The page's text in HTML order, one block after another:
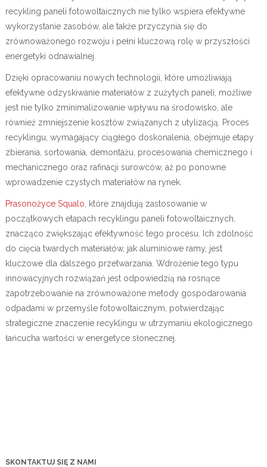
recykling paneli fotowoltaicznych nie tylko wspiera efektywne
wykorzystanie zasobów, ale także przyczynia się do
zrównoważonego rozwoju i pełni kluczową rolę w przyszłości
energetyki odnawialnej.
Dzięki opracowaniu nowych technologii, które umożliwiają
efektywne odzyskiwanie materiałów z zużytych paneli, możliwe
jest nie tylko zminimalizowanie wpływu na środowisko, ale
również zmniejszenie kosztów związanych z utylizacją. Proces
recyklingu, wymagający ciągłego doskonalenia, obejmuje etapy
zbierania, sortowania, demontażu, procesowania chemicznego i
mechanicznego oraz rafinacji surowców, aż po ponowne
wprowadzenie czystych materiałów na rynek.
Prasonożyce Squalo, które znajdują zastosowanie w
początkowych etapach recyklingu paneli fotowoltaicznych,
znacząco zwiększając efektywność tego procesu. Ich zdolność
do cięcia twardych materiałów, jak aluminiowe ramy, jest
kluczowe dla dalszego przetwarzania. Wdrożenie tego typu
innowacyjnych rozwiązań jest odpowiedzią na rosnące
zapotrzebowanie na zrównoważone metody gospodarowania
odpadami w przemyśle fotowoltaicznym, potwierdzając
strategiczne znaczenie recyklingu w utrzymaniu ekologicznego
łańcucha wartości w energetyce słonecznej.
SKONTAKTUJ SIĘ Z NAMI